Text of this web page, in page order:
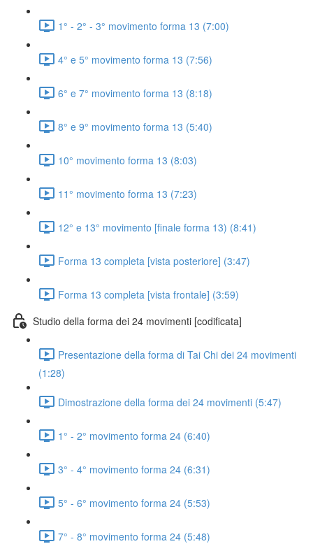
1° - 2° - 3° movimento forma 13 (7:00)
4° e 5° movimento forma 13 (7:56)
6° e 7° movimento forma 13 (8:18)
8° e 9° movimento forma 13 (5:40)
10° movimento forma 13 (8:03)
11° movimento forma 13 (7:23)
12° e 13° movimento [finale forma 13) (8:41)
Forma 13 completa [vista posteriore] (3:47)
Forma 13 completa [vista frontale] (3:59)
Studio della forma dei 24 movimenti [codificata]
Presentazione della forma di Tai Chi dei 24 movimenti
(1:28)
Dimostrazione della forma dei 24 movimenti (5:47)
1° - 2° movimento forma 24 (6:40)
3° - 4° movimento forma 24 (6:31)
5° - 6° movimento forma 24 (5:53)
7° - 8° movimento forma 24 (5:48)